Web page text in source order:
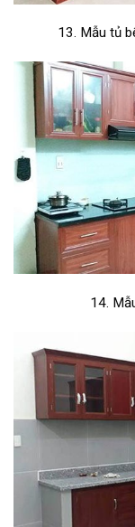
13. Mẫu tủ
14.